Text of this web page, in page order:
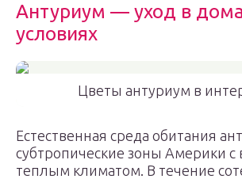
Антуриум — уход в
условиях
Цветы антуриум в
Естественная среда обитания
субтропические зоны Америки
теплым климатом. В течение